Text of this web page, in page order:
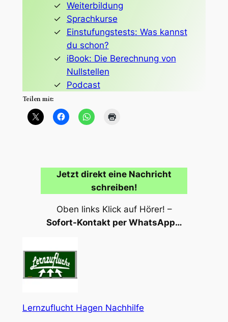
Weiterbildung
Sprachkurse
Einstufungstests: Was kannst
du schon?
iBook: Die Berechnung von
Nullstellen
Podcast
Teilen mit:
Jetzt direkt eine Nachricht
schreiben!
Oben links Klick auf Hörer! –
Sofort-Kontakt per WhatsApp…
Lernzuflucht Hagen Nachhilfe